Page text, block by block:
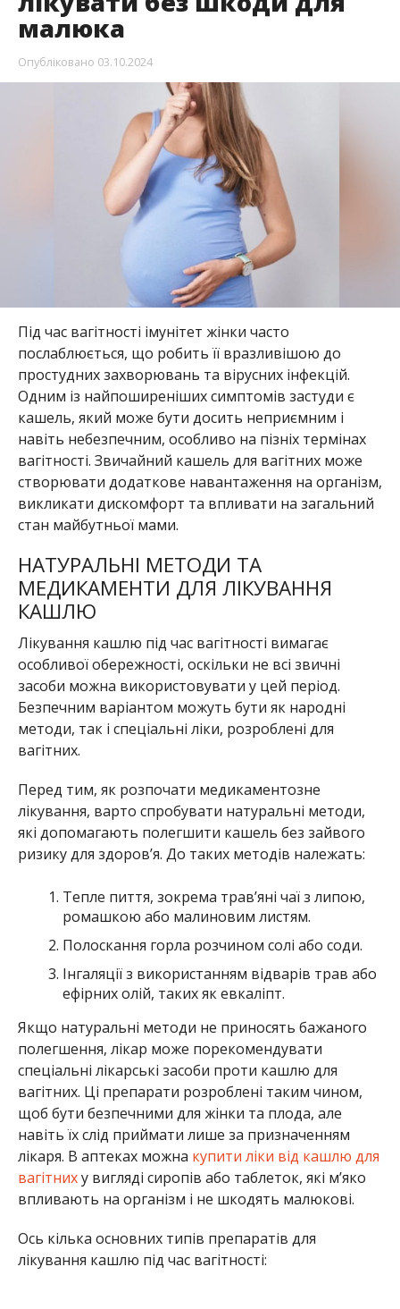
малюка
Опубліковано 03.10.2024
Під час вагітності імунітет жінки часто
послаблюється, що робить її вразливішою до
простудних захворювань та вірусних інфекцій.
Одним із найпоширеніших симптомів застуди є
кашель, який може бути досить неприємним і
навіть небезпечним, особливо на пізніх термінах
вагітності. Звичайний кашель для вагітних може
створювати додаткове навантаження на організм,
викликати дискомфорт та впливати на загальний
стан майбутньої мами.
НАТУРАЛЬНІ МЕТОДИ ТА
МЕДИКАМЕНТИ ДЛЯ ЛІКУВАННЯ
КАШЛЮ
Лікування кашлю під час вагітності вимагає
особливої обережності, оскільки не всі звичні
засоби можна використовувати у цей період.
Безпечним варіантом можуть бути як народні
методи, так і спеціальні ліки, розроблені для
вагітних.
Перед тим, як розпочати медикаментозне
лікування, варто спробувати натуральні методи,
які допомагають полегшити кашель без зайвого
ризику для здоров’я. До таких методів належать:
Тепле пиття, зокрема трав’яні чаї з липою,
ромашкою або малиновим листям.
Полоскання горла розчином солі або соди.
Інгаляції з використанням відварів трав або
ефірних олій, таких як евкаліпт.
Якщо натуральні методи не приносять бажаного
полегшення, лікар може порекомендувати
спеціальні лікарські засоби проти кашлю для
вагітних. Ці препарати розроблені таким чином,
щоб бути безпечними для жінки та плода, але
навіть їх слід приймати лише за призначенням
лікаря. В аптеках можна купити ліки від кашлю для
вагітниху вигляді сиропів або таблеток, які м’яко
впливають на організм і не шкодять малюкові.
Ось кілька основних типів препаратів для
лікування кашлю під час вагітності: